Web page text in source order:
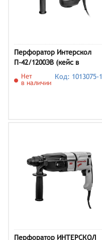
Перфоратор Интерскол
П-42/1200ЭВ (кейс в
комплекте)
Нет
в наличии
Код: 1013075-1
Перфоратор ИНТЕРСКОЛ